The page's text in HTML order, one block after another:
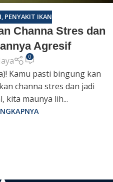
, PENYAKIT IKAN
Channa Stres dan
Agresif
0
Kamu pasti bingung kan
channa stres dan jadi
kita maunya lih...